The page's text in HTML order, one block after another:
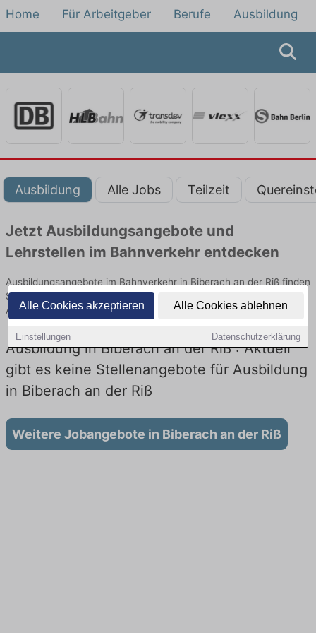
Alle Cookies akzeptieren Alle Cookies ablehnen
Einstellungen Datenschutzerklärung
Home Für Arbeitgeber Berufe Ausbildung
Ausbildung Alle Jobs Teilzeit
Jetzt Ausbildungsangebote und
Lehrstellen im Bahnverkehr entdecken
Ausbildungsangebote im Bahnverkehr in Biberach an der Riß finden
Sie von namhaften Firmen. Entdecken Sie freie Optionen von Top-
Arbeitgebern und bewerben Sie sich noch heute.
Ausbildung in Biberach an der Riß : Aktuell
gibt es keine Stellenangebote für Ausbildung
in Biberach an der Riß
Weitere Jobangebote in Biberach an der Riß